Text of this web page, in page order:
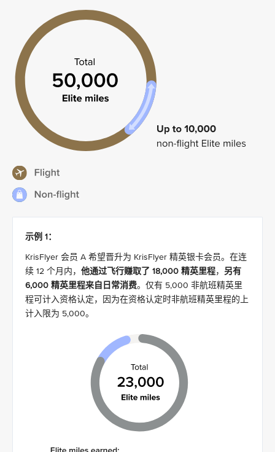
示例 1：
KrisFlyer 会员 A 希望晋升为 KrisFlyer 精英银卡会员。在连
续 12 个月内， 他通过飞行赚取了 18,000 精英里程， 另有
6,000 精英里程来自日常消费。仅有 5,000 非航班精英里
程可计入资格认定，因为在资格认定时非航班精英里程的上
计入限为 5,000。